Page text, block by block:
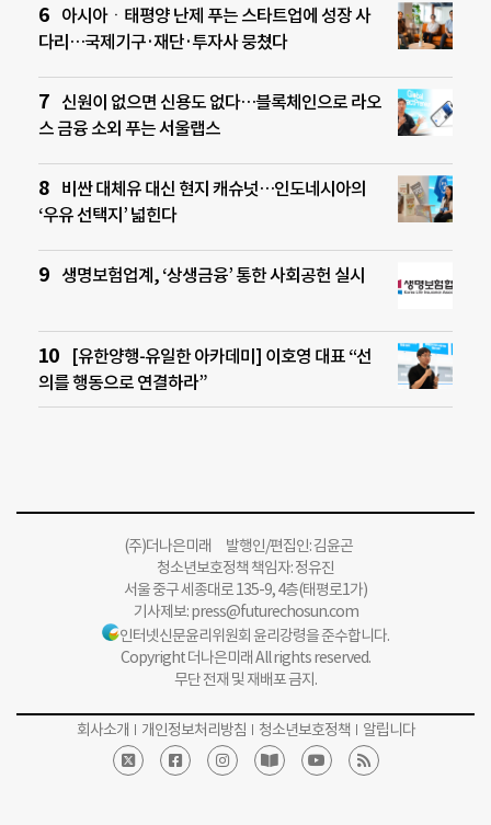
아시아ㆍ태평양 난제 푸는 스타트업에 성장 사
다리…국제기구·재단·투자사 뭉쳤다
신원이 없으면 신용도 없다…블록체인으로 라오
스 금융 소외 푸는 서울랩스
비싼 대체유 대신 현지 캐슈넛…인도네시아의
‘우유 선택지’ 넓힌다
생명보험업계, ‘상생금융’ 통한 사회공헌 실시
[유한양행-유일한 아카데미] 이호영 대표 “선
의를 행동으로 연결하라”
(주)더나은미래 발행인/편집인: 김윤곤
청소년보호정책 책임자: 정유진
서울 중구 세종대로 135-9, 4층(태평로1가)
기사제보:press@futurechosun.com
인터넷신문윤리위원회 윤리강령을 준수합니다.
Copyright 더나은미래 All rights reserved.
무단 전재 및 재배포 금지.
회사소개 개인정보처리방침 청소년보호정책 알립니다